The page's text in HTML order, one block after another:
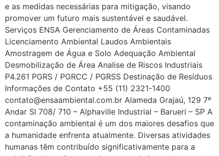
e as medidas necessárias para mitigação, visando
promover um futuro mais sustentável e saudável.
Serviços ENSA Gerenciamento de Áreas Contaminadas
Licenciamento Ambiental Laudos Ambientais
Amostragem de Água e Solo Adequação Ambiental
Desmobilização de Área Analise de Riscos Industriais
P4.261 PGRS / PGRCC / PGRSS Destinação de Resíduos
Informações de Contato +55 (11) 2321-1400
contato@ensaambiental.com.br Alameda Grajaú, 129 7º
Andar Sl 708/ 710 – Alphaville Industrial – Barueri – SP A
contaminação ambiental é um dos maiores desafios que
a humanidade enfrenta atualmente. Diversas atividades
humanas têm contribuído significativamente para a